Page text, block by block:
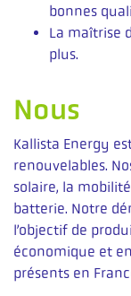
bonnes
La maîtrise
plus.
Nous
Kallista Energy
renouvelables.
solaire, la
batterie. Notre
l’objectif de
économique et
présents en